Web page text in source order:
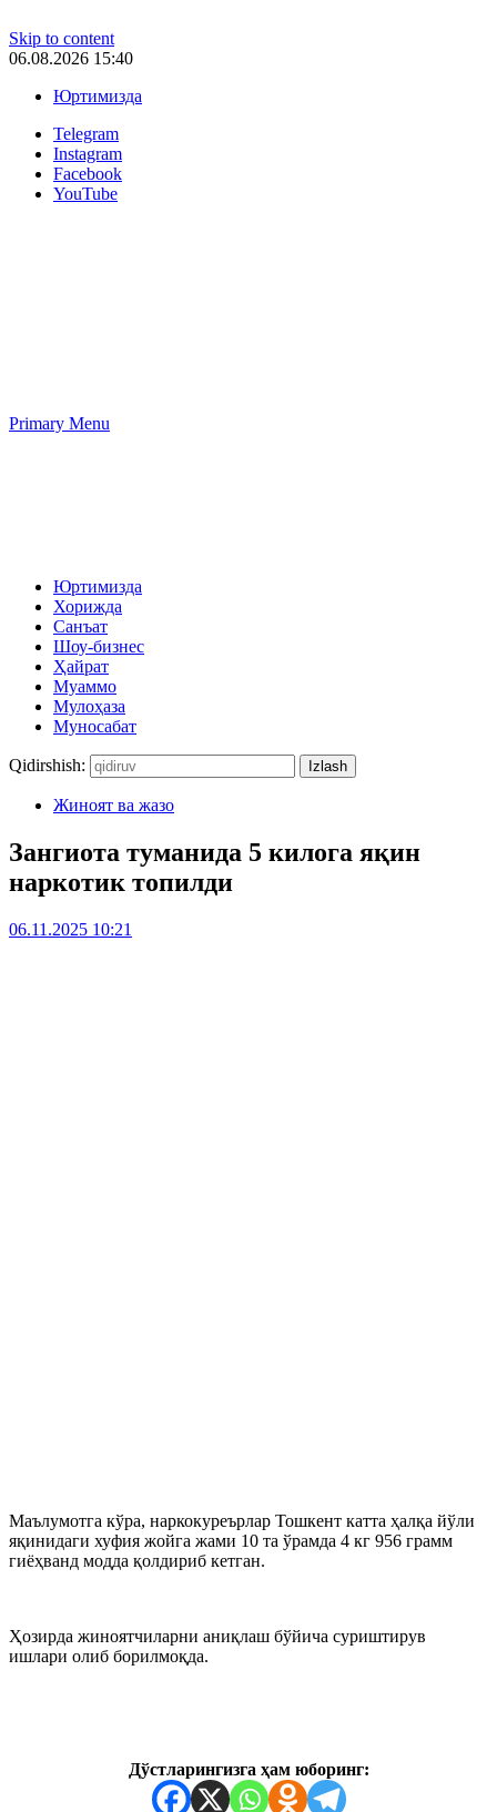
Skip to content
06.08.2026 15:40
Юртимизда
Telegram
Instagram
Facebook
YouTube
Primary Menu
Юртимизда
Хорижда
Санъат
Шоу-бизнес
Ҳайрат
Муаммо
Мулоҳаза
Муносабат
Qidirshish:
Жиноят ва жазо
Зангиота туманида 5 килога яқин
наркотик топилди
06.11.2025 10:21
Маълумотга кўра, наркокуреърлар Тошкент катта ҳалқа йўли
яқинидаги хуфия жойга жами 10 та ўрамда 4 кг 956 грамм
гиёҳванд модда қолдириб кетган.
Ҳозирда жиноятчиларни аниқлаш бўйича суриштирув
ишлари олиб борилмоқда.
Дўстларингизга ҳам юборинг: